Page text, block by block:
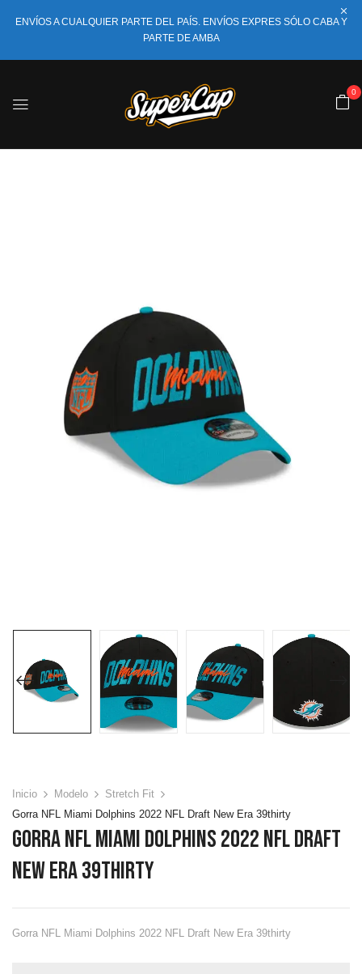
ENVÍOS A CUALQUIER PARTE DEL PAÍS. ENVÍOS EXPRES SÓLO CABA Y
PARTE DE AMBA
0
Inicio Modelo
Stretch Fit
Gorra NFL Miami Dolphins 2022 NFL Draft New Era 39thirty
Gorra NFL Miami Dolphins 2022 NFL Draft
New Era 39thirty
Gorra NFL Miami Dolphins 2022 NFL Draft New Era 39thirty